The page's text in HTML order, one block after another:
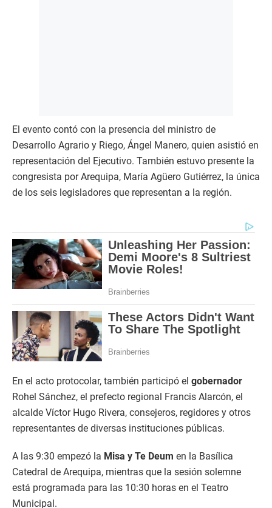
El evento contó con la presencia del ministro de
Desarrollo Agrario y Riego, Ángel Manero, quien asistió en
representación del Ejecutivo. También estuvo presente la
congresista por Arequipa, María Agüero Gutiérrez, la única
de los seis legisladores que representan a la región.
En el acto protocolar, también participó el gobernador
Rohel Sánchez, el prefecto regional Francis Alarcón, el
alcalde Víctor Hugo Rivera, consejeros, regidores y otros
representantes de diversas instituciones públicas.
A las 9:30 empezó la Misa y Te Deum en la Basílica
Catedral de Arequipa, mientras que la sesión solemne
está programada para las 10:30 horas en el Teatro
Municipal.